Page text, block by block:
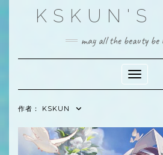
KSKUN'S
may all the beauty be
Toggle
作者： KSKUN